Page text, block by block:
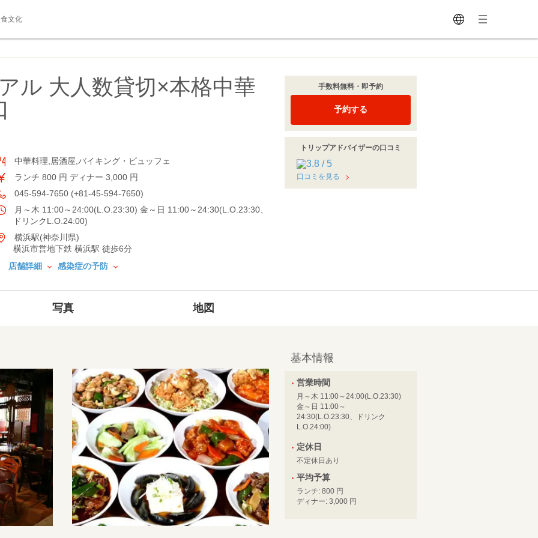
食文化
ル 大人数貸切×本格中華
中華料理,居酒屋,バイキング・ビュッフェ
ランチ 800 円 ディナー 3,000 円
045-594-7650 (+81-45-594-7650)
月～木 11:00～24:00(L.O.23:30) 金～日 11:00～24:30(L.O.23:30、
ドリンクL.O.24:00)
横浜駅(神奈川県)
横浜市営地下鉄 横浜駅 徒歩6分
店舗詳細
感染症の予防
手数料無料・即予約
予約する
トリップアドバイザーの口コミ
口コミを見る
写真 地図
基本情報
営業時間
月～木 11:00～24:00(L.O.23:30)
金～日 11:00～
24:30(L.O.23:30、ドリンク
L.O.24:00)
定休日
不定休日あり
平均予算
ランチ: 800 円
ディナー: 3,000 円